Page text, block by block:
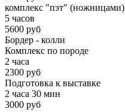
комплекс "пэт" (ножницами)
5 часов
5600 руб
Бордер - колли
Комплекс по породе
2 часа
2300 руб
Подготовка к выставке
2 часа 30 мин
3000 руб